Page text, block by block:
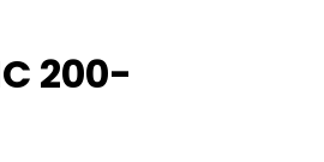
200-